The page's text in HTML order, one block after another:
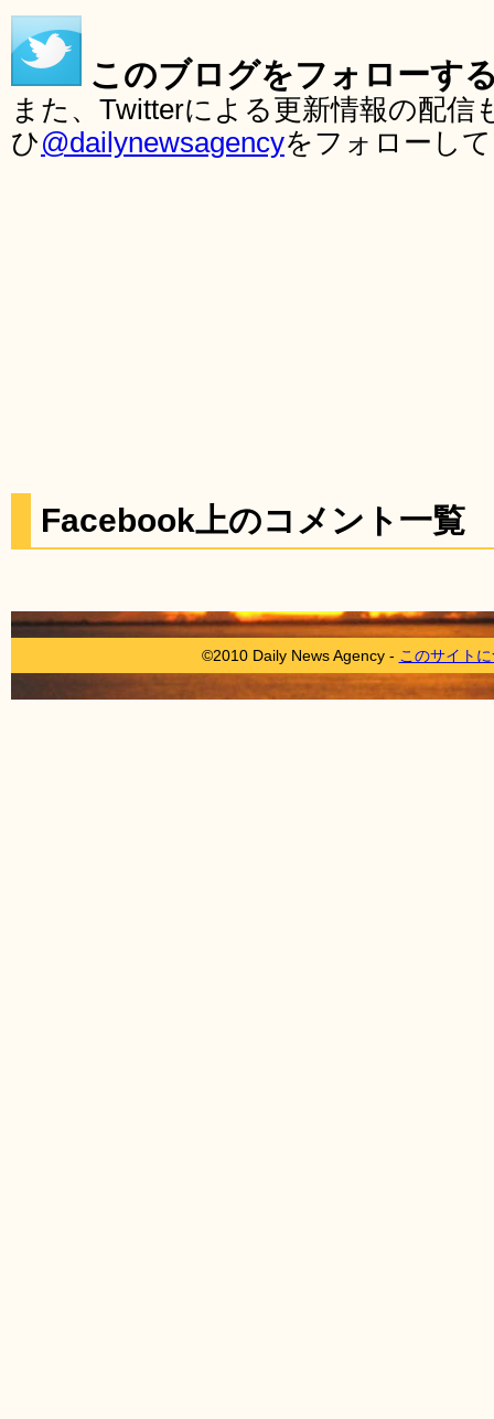
このブログをフォローす
また、Twitterによる更新情報の配
ひ@dailynewsagencyをフォローし
Facebook上のコメント一覧
©2010 Daily News Agency - このサイト